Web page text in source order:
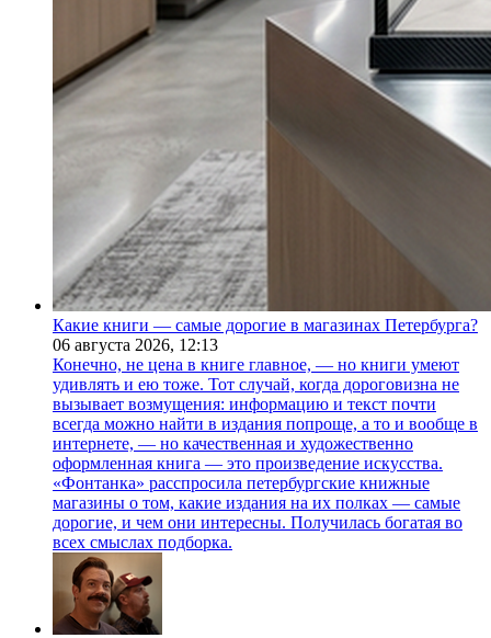
Какие книги — самые дорогие в магазинах Петербурга?
06 августа 2026, 12:13
Конечно, не цена в книге главное, — но книги умеют
удивлять и ею тоже. Тот случай, когда дороговизна не
вызывает возмущения: информацию и текст почти
всегда можно найти в издания попроще, а то и вообще в
интернете, — но качественная и художественно
оформленная книга — это произведение искусства.
«Фонтанка» расспросила петербургские книжные
магазины о том, какие издания на их полках — самые
дорогие, и чем они интересны. Получилась богатая во
всех смыслах подборка.